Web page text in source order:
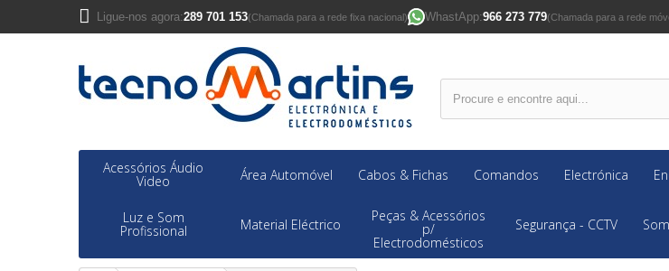
Ligue-nos agora:289 701 153(Chamada para a rede fixa nacional) WhastApp:966 273 779(Chamada para a rede
Acessórios Áudio
Video Área Automóvel Cabos & Fichas Comandos Electrónica
Luz e Som
Profissional Material Eléctrico
Peças & Acessórios
p/
Electrodomésticos
Segurança - CCTV